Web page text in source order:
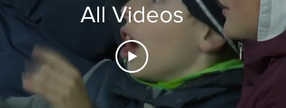
All Videos